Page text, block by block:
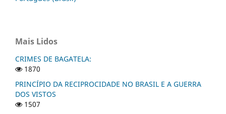
Mais Lidos
CRIMES DE BAGATELA:
1870
PRINCÍPIO DA RECIPROCIDADE NO BRASIL E A GUERRA
DOS VISTOS
1507